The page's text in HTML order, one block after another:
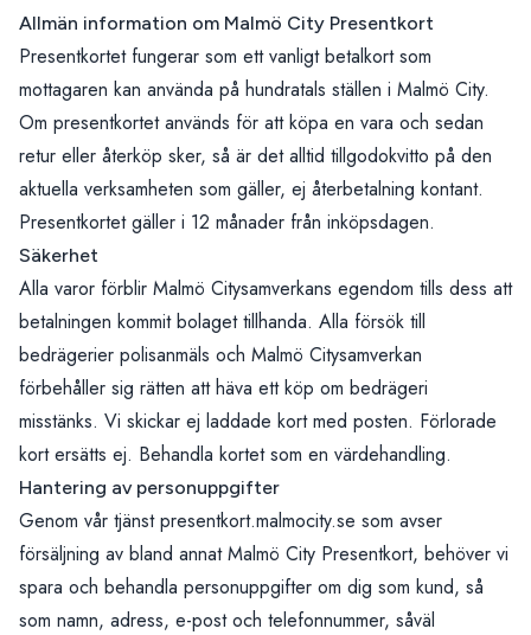
Allmän information om Malmö City Presentkort
Presentkortet fungerar som ett vanligt betalkort som
mottagaren kan använda på hundratals ställen i Malmö City.
Om presentkortet används för att köpa en vara och sedan
retur eller återköp sker, så är det alltid tillgodokvitto på den
aktuella verksamheten som gäller, ej återbetalning kontant.
Presentkortet gäller i 12 månader från inköpsdagen.
Säkerhet
Alla varor förblir Malmö Citysamverkans egendom tills dess att
betalningen kommit bolaget tillhanda. Alla försök till
bedrägerier polisanmäls och Malmö Citysamverkan
förbehåller sig rätten att häva ett köp om bedrägeri
misstänks. Vi skickar ej laddade kort med posten. Förlorade
kort ersätts ej. Behandla kortet som en värdehandling.
Hantering av personuppgifter
Genom vår tjänstpresentkort.malmocity.se som avser
försäljning av bland annat Malmö City Presentkort, behöver vi
spara och behandla personuppgifter om dig som kund, så
som namn, adress, e-post och telefonnummer, såväl